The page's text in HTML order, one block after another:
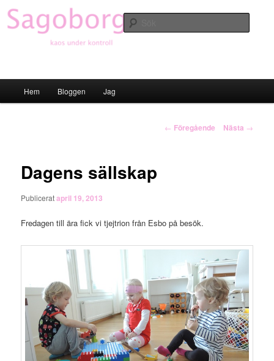
Hoppa
till
primärt
Hem Bloggen Jag
Inläggsnavigering
← Föregående Nästa →
Dagens sällskap
Publiceratapril 19, 2013
Fredagen till ära fick vi tjejtrion från Esbo på besök.